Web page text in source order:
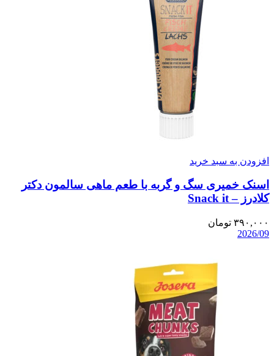
افزودن به سبد خرید
اسنک خمیری سگ و گربه با طعم ماهی سالمون دکتر
کلادرز – Snack it
۳۹۰,۰۰۰ تومان
2026/09